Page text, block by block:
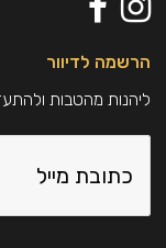
הרשמה לדיוור
ליהנות מהטבות